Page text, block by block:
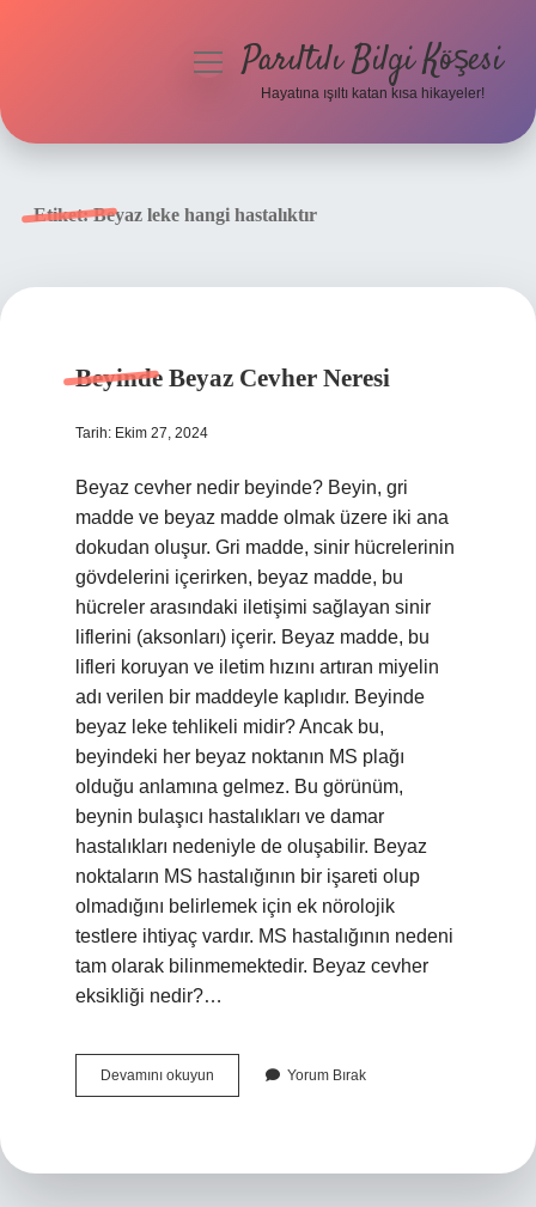
menüyüParıltılı Bilgi Köşesi
Hayatına ışıltı katan kısa hikayeler!
Etiket:Beyaz leke hangi hastalıktır
Beyinde Beyaz Cevher Neresi
Tarih: Ekim 27, 2024
Beyaz cevher nedir beyinde? Beyin, gri
madde ve beyaz madde olmak üzere iki ana
dokudan oluşur. Gri madde, sinir hücrelerinin
gövdelerini içerirken, beyaz madde, bu
hücreler arasındaki iletişimi sağlayan sinir
liflerini (aksonları) içerir. Beyaz madde, bu
lifleri koruyan ve iletim hızını artıran miyelin
adı verilen bir maddeyle kaplıdır. Beyinde
beyaz leke tehlikeli midir? Ancak bu,
beyindeki her beyaz noktanın MS plağı
olduğu anlamına gelmez. Bu görünüm,
beynin bulaşıcı hastalıkları ve damar
hastalıkları nedeniyle de oluşabilir. Beyaz
noktaların MS hastalığının bir işareti olup
olmadığını belirlemek için ek nörolojik
testlere ihtiyaç vardır. MS hastalığının nedeni
tam olarak bilinmemektedir. Beyaz cevher
eksikliği nedir?…
Devamını okuyun Beyinde
Beyaz
Yorum Bırak